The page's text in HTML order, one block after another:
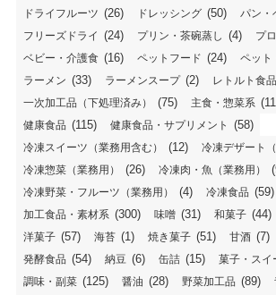
ドライフルーツ (26) ドレッシング (50) パン・
フリーズドライ (24) プリン・茶碗蒸し (4) プ
ベビー・介護食 (16) ペットフード (24) ペット
ラーメン (33) ラーメンスープ (2) レトルト食品
一次加工品（下処理済み） (75) 主食・惣菜系
健康食品 (115) 健康食品・サプリメント (58)
冷凍スイーツ（業務用含む） (12) 冷凍デザート（
冷凍惣菜（業務用） (26) 冷凍肉・魚（業務用）
冷凍野菜・フルーツ（業務用） (4) 冷凍食品 (59)
加工食品・素材系 (300) 味噌 (31) 和菓子 (44)
洋菓子 (57) 海苔 (1) 焼き菓子 (51) 甘酒 (7)
発酵食品 (54) 納豆 (6) 缶詰 (15) 菓子・スイ
調味・副菜 (125) 醤油 (28) 野菜加工品 (89)